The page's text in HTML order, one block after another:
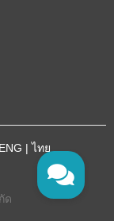
กัด
ENG |ไทย